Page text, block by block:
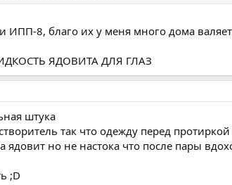
ИПП-8, благо их у меня много дома
ЯДОВИТА ДЛЯ ГЛАЗ
штука
так что одежду перед
ядовит но не настока что после пары
;D